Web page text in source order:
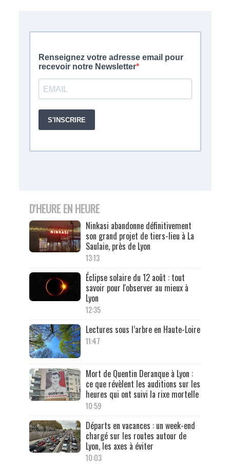
D'HEURE EN HEURE
Ninkasi abandonne définitivement
son grand projet de tiers-lieu à La
Saulaie, près de Lyon
13:13
Éclipse solaire du 12 août : tout
savoir pour l'observer au mieux à
Lyon
12:35
Lectures sous l’arbre en Haute-Loire
11:47
Mort de Quentin Deranque à Lyon :
ce que révèlent les auditions sur les
heures qui ont suivi la rixe mortelle
10:59
Départs en vacances : un week-end
chargé sur les routes autour de
Lyon, les axes à éviter
10:03